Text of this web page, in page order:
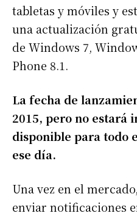
tabletas y móviles y
una actualización
de Windows 7,
Phone 8.1.
La fecha de
2015, pero no estará
disponible para todo
ese día.
Una vez en el
enviar notificaciones